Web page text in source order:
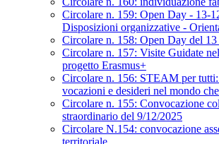
Circolare n. 159: Open Day - 13-
Disposizioni organizzative -
Circolare n. 158: Open Day del 13
Circolare n. 157: Visite Guidate
progetto Erasmus+
Circolare n. 156: STEAM per
vocazioni e desideri nel mondo
Circolare n. 155: Convocazione
straordinario del 9/12/2025
Circolare N.154: convocazione